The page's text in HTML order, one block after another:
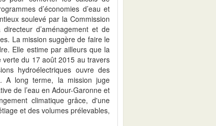
d’économies d’eau et
soulevé par la Commission
d’aménagement et de
La mission suggère de faire le
Elle estime par ailleurs que la
du 17 août 2015 au travers
hydroélectriques ouvre des
A long terme, la mission juge
de l’eau en Adour-Garonne et
climatique grâce, d'une
et des volumes prélevables,